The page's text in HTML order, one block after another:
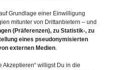
Grundlage einer Einwilligung
mitunter von Drittanbietern – und
(Präferenzen), zu Statistik-, zu
eines pseudonymisierten
externen Medien.
Akzeptieren“ willigst Du in die